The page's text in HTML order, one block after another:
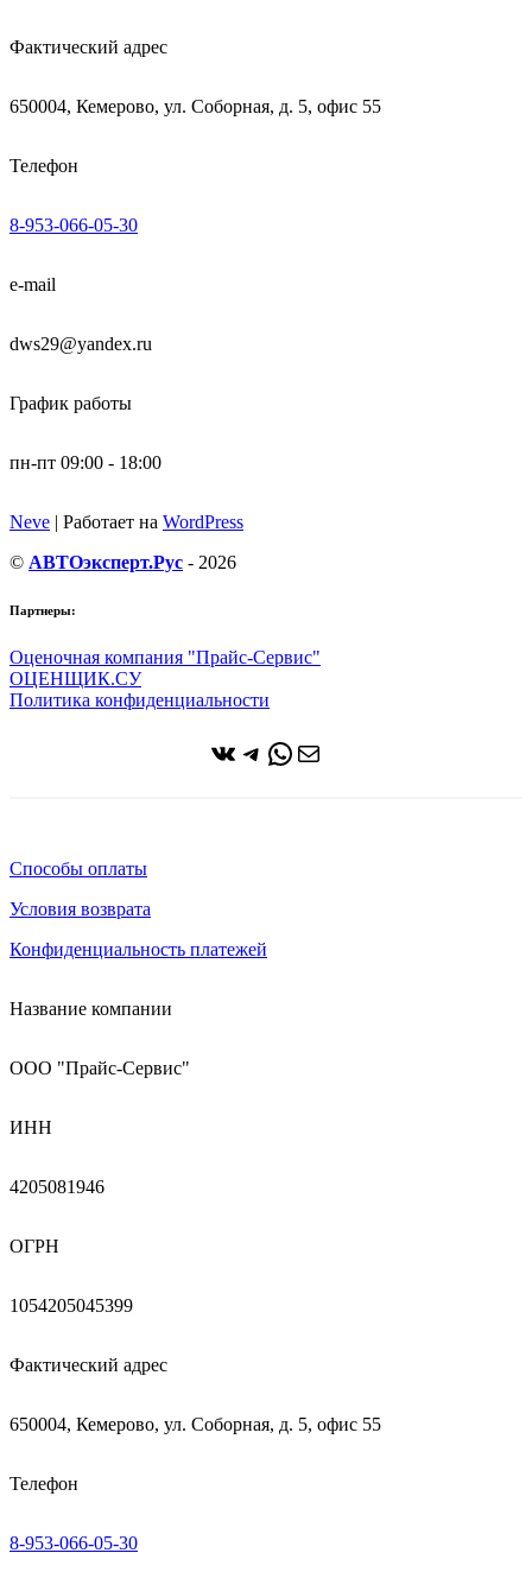
Фактический адрес
650004, Кемерово, ул. Соборная, д. 5, офис 55
Телефон
8-953-066-05-30
e-mail
dws29@yandex.ru
График работы
пн-пт 09:00 - 18:00
Neve | Работает на WordPress
© АВТОэксперт.Рус - 2026
Партнеры:
Оценочная компания "Прайс-Сервис"
ОЦЕНЩИК.СУ
Политика конфиденциальности
ВКонтакте
Telegram
WhatsApp
Почта
Способы оплаты
Условия возврата
Конфиденциальность платежей
Название компании
ООО "Прайс-Сервис"
ИНН
4205081946
ОГРН
1054205045399
Фактический адрес
650004, Кемерово, ул. Соборная, д. 5, офис 55
Телефон
8-953-066-05-30